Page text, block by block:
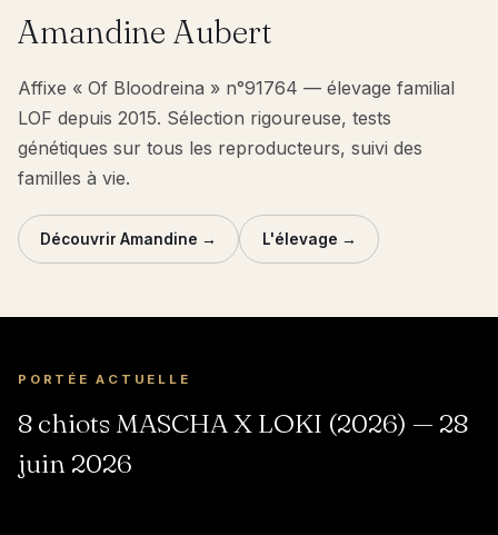
Amandine Aubert
Affixe « Of Bloodreina » n°91764 — élevage familial
LOF depuis 2015. Sélection rigoureuse, tests
génétiques sur tous les reproducteurs, suivi des
familles à vie.
Découvrir Amandine → L'élevage →
PORTÉE ACTUELLE
8 chiots MASCHA X LOKI (2026) — 28
juin 2026